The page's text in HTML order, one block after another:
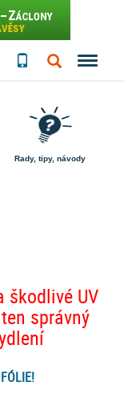
Rady, tipy, návody
škodlivé UV
správný